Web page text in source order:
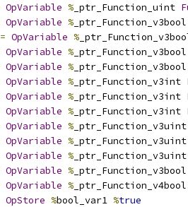
OpVariable % _ptr_Function_uint
OpVariable %
= OpVariable %
OpVariable %
OpVariable %
OpVariable % _ptr_Function_v3int
OpVariable % _ptr_Function_v3int
OpVariable % _ptr_Function_v3int
OpVariable %
OpVariable %
OpVariable %
OpVariable %
OpVariable %
OpStore %bool_var1 %true